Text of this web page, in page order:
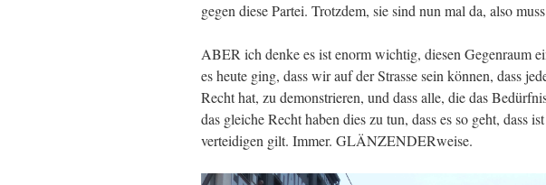
gegen diese Partei. Trotzdem, sie sind nun mal da, also
ABER ich denke es ist enorm wichtig, diesen Gegenraum
es heute ging, dass wir auf der Strasse sein können, dass
Recht hat, zu demonstrieren, und dass alle, die das
das gleiche Recht haben dies zu tun, dass es so geht, dass
verteidigen gilt. Immer. GLÄNZENDERweise.